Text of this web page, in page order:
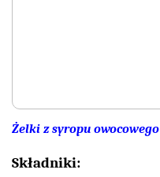
Żelki z syropu owocowego
Składniki: